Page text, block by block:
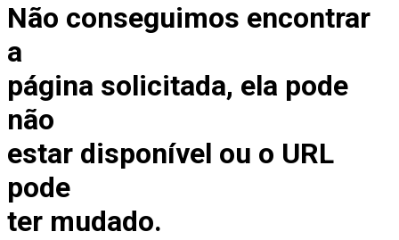
Não conseguimos encontrar
a
página solicitada, ela pode
não
estar disponível ou o URL
pode
ter mudado.